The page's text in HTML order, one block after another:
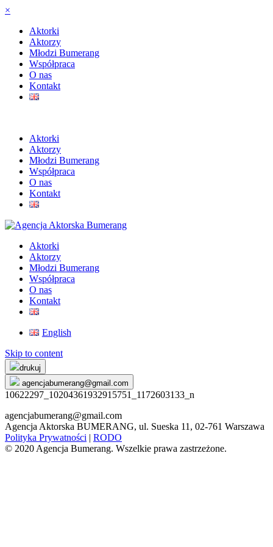
×
Aktorki
Aktorzy
Młodzi Bumerang
Współpraca
O nas
Kontakt
Aktorki
Aktorzy
Młodzi Bumerang
Współpraca
O nas
Kontakt
Aktorki
Aktorzy
Młodzi Bumerang
Współpraca
O nas
Kontakt
English
Skip to content
drukuj
agencjabumerang@gmail.com
10622297_10204361932915751_1172603133_n
agencjabumerang@gmail.com
Agencja Aktorska BUMERANG, ul. Sueska 11, 02-761 Warszawa
Polityka Prywatności | RODO
© 2020 Agencja Bumerang. Wszelkie prawa zastrzeżone.